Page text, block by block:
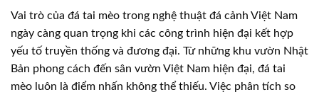
Vai trò của đá tai mèo trong nghệ thuật đá cảnh Việt Nam
ngày càng quan trọng khi các công trình hiện đại kết hợp
yếu tố truyền thống và đương đại. Từ những khu vườn Nhật
Bản phong cách đến sân vườn Việt Nam hiện đại, đá tai
mèo luôn là điểm nhấn không thể thiếu. Việc phân tích so